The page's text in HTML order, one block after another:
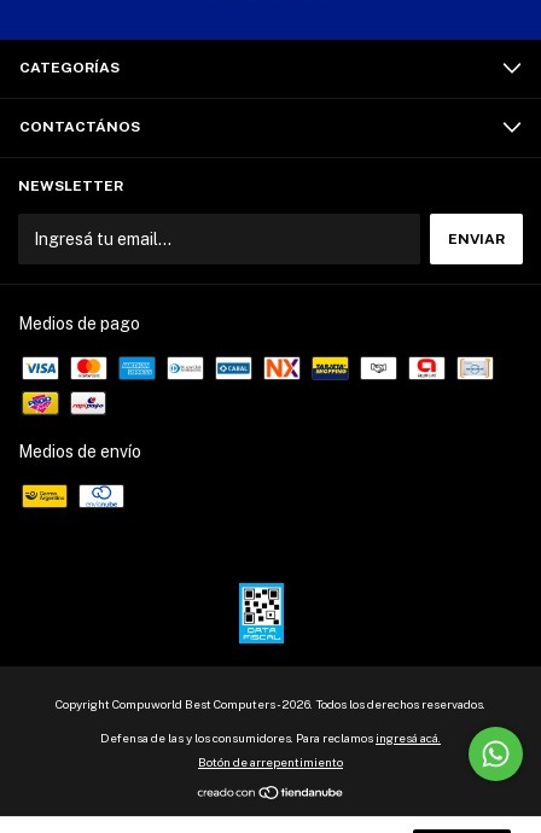
CATEGORÍAS
CONTACTÁNOS
NEWSLETTER
Medios de pago
Medios de envío
Copyright Compuworld Best Computers - 2026. Todos los derechos reservados.
Defensa de las y los consumidores. Para reclamos ingresá acá.
Botón de arrepentimiento